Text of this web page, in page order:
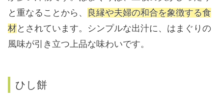
と重なることから、
良縁や夫婦の和合を象徴する食
材とされています。シンプルな出汁に、はまぐりの
風味が引き立つ上品な味わいです。
ひし餅